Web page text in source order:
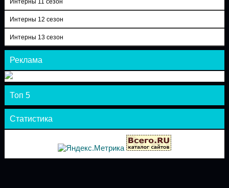
Интерны 11 сезон
Интерны 12 сезон
Интерны 13 сезон
Реклама
Топ 5
Статистика